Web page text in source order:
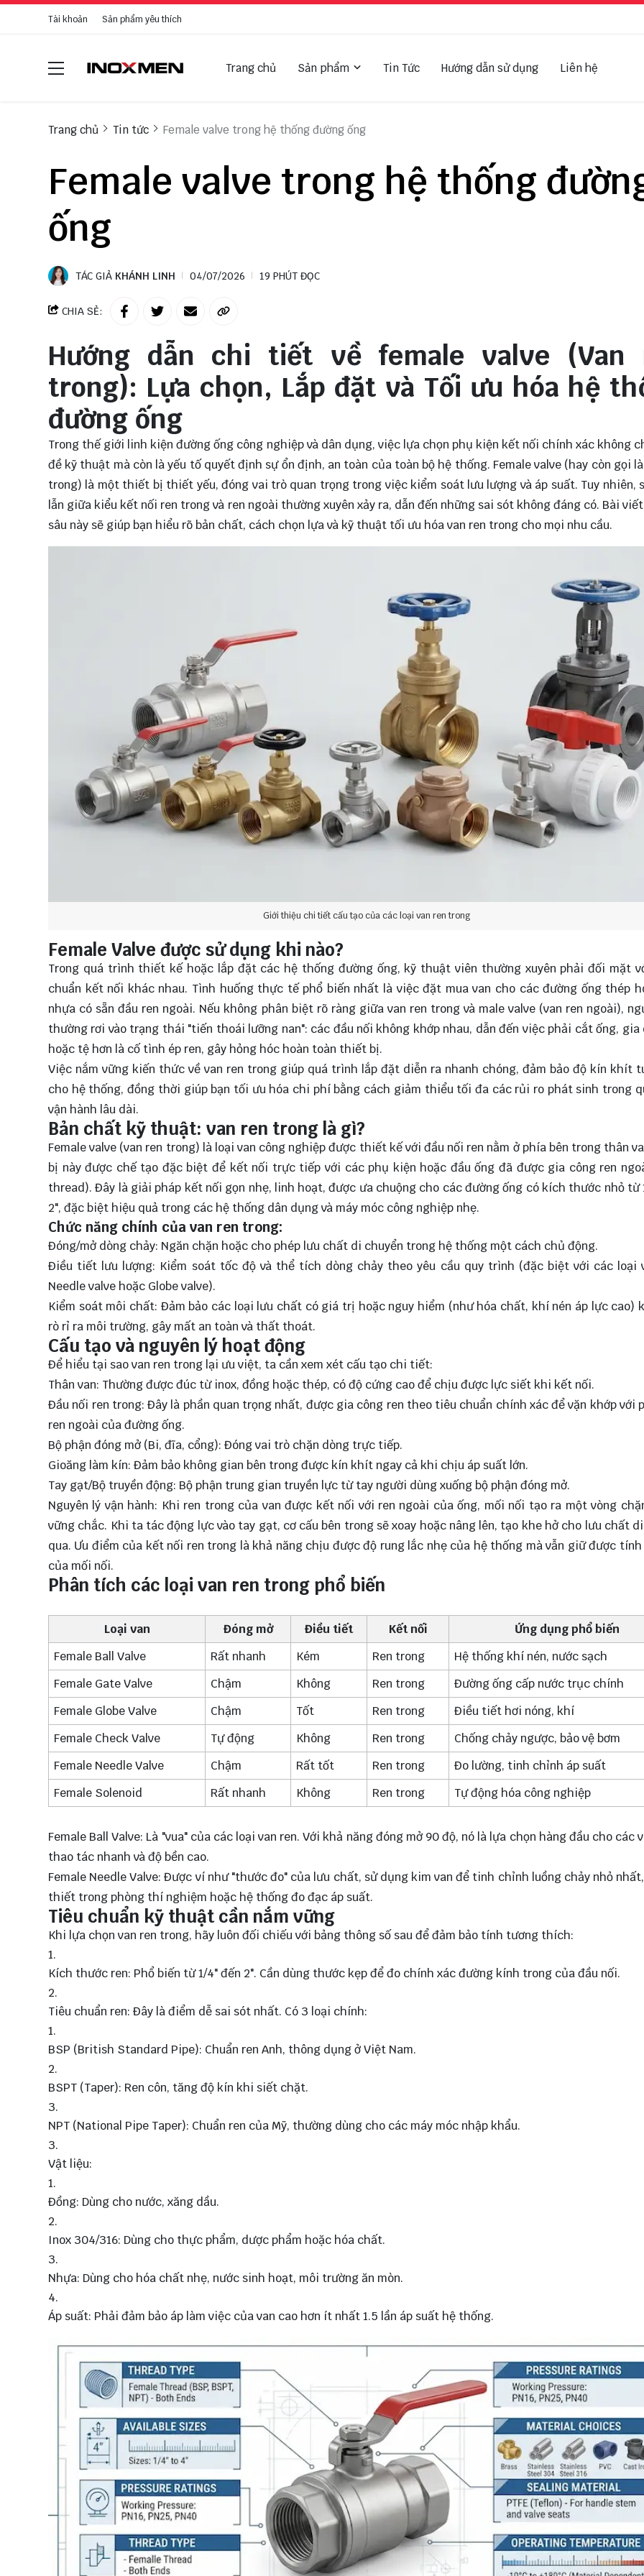
Tài khoản Sản phẩm yêu thích
Trang chủ Sản phẩm Tin Tức Hướng dẫn sử dụng Liên hệ
Trang chủ Tin tức Female valve trong hệ thống đường ống
Female valve trong hệ thống
ống
TÁC GIẢ KHÁNH LINH 04/07/2026 19 PHÚT ĐỌC
CHIA SẺ:
Hướng dẫn chi tiết về female valve (Van
trong): Lựa chọn, Lắp đặt và Tối ưu hóa hệ
đường ống
Trong thế giới linh kiện đường ống công nghiệp và dân dụng, việc lựa chọn phụ kiện kết nối chính xác không
đề kỹ thuật mà còn là yếu tố quyết định sự ổn định, an toàn của toàn bộ hệ thống. Female valve (hay còn gọi
trong) là một thiết bị thiết yếu, đóng vai trò quan trọng trong việc kiểm soát lưu lượng và áp suất. Tuy nhiên,
lẫn giữa kiểu kết nối ren trong và ren ngoài thường xuyên xảy ra, dẫn đến những sai sót không đáng có. Bài
sâu này sẽ giúp bạn hiểu rõ bản chất, cách chọn lựa và kỹ thuật tối ưu hóa van ren trong cho mọi nhu cầu.
Giới thiệu chi tiết cấu tạo của các loại van ren trong
Female Valve được sử dụng khi nào?
Trong quá trình thiết kế hoặc lắp đặt các hệ thống đường ống, kỹ thuật viên thường xuyên phải đối mặt
chuẩn kết nối khác nhau. Tình huống thực tế phổ biến nhất là việc đặt mua van cho các đường ống thép
nhựa có sẵn đầu ren ngoài. Nếu không phân biệt rõ ràng giữa van ren trong và male valve (van ren ngoài),
thường rơi vào trạng thái "tiến thoái lưỡng nan": các đầu nối không khớp nhau, dẫn đến việc phải cắt ống, gia
hoặc tệ hơn là cố tình ép ren, gây hỏng hóc hoàn toàn thiết bị.
Việc nắm vững kiến thức về van ren trong giúp quá trình lắp đặt diễn ra nhanh chóng, đảm bảo độ kín khít
cho hệ thống, đồng thời giúp bạn tối ưu hóa chi phí bằng cách giảm thiểu tối đa các rủi ro phát sinh trong
vận hành lâu dài.
Bản chất kỹ thuật: van ren trong là gì?
Female valve (van ren trong) là loại van công nghiệp được thiết kế với đầu nối ren nằm ở phía bên trong thân
bị này được chế tạo đặc biệt để kết nối trực tiếp với các phụ kiện hoặc đầu ống đã được gia công ren
thread). Đây là giải pháp kết nối gọn nhẹ, linh hoạt, được ưa chuộng cho các đường ống có kích thước nhỏ từ
2", đặc biệt hiệu quả trong các hệ thống dân dụng và máy móc công nghiệp nhẹ.
Chức năng chính của van ren trong:
Đóng/mở dòng chảy: Ngăn chặn hoặc cho phép lưu chất di chuyển trong hệ thống một cách chủ động.
Điều tiết lưu lượng: Kiểm soát tốc độ và thể tích dòng chảy theo yêu cầu quy trình (đặc biệt với các loại
Needle valve hoặc Globe valve).
Kiểm soát môi chất: Đảm bảo các loại lưu chất có giá trị hoặc nguy hiểm (như hóa chất, khí nén áp lực cao)
rò rỉ ra môi trường, gây mất an toàn và thất thoát.
Cấu tạo và nguyên lý hoạt động
Để hiểu tại sao van ren trong lại ưu việt, ta cần xem xét cấu tạo chi tiết:
Thân van: Thường được đúc từ inox, đồng hoặc thép, có độ cứng cao để chịu được lực siết khi kết nối.
Đầu nối ren trong: Đây là phần quan trọng nhất, được gia công ren theo tiêu chuẩn chính xác để vặn khớp với
ren ngoài của đường ống.
Bộ phận đóng mở (Bi, đĩa, cổng): Đóng vai trò chặn dòng trực tiếp.
Gioăng làm kín: Đảm bảo không gian bên trong được kín khít ngay cả khi chịu áp suất lớn.
Tay gạt/Bộ truyền động: Bộ phận trung gian truyền lực từ tay người dùng xuống bộ phận đóng mở.
Nguyên lý vận hành: Khi ren trong của van được kết nối với ren ngoài của ống, mối nối tạo ra một vòng
vững chắc. Khi ta tác động lực vào tay gạt, cơ cấu bên trong sẽ xoay hoặc nâng lên, tạo khe hở cho lưu chất
qua. Ưu điểm của kết nối ren trong là khả năng chịu được độ rung lắc nhẹ của hệ thống mà vẫn giữ được
của mối nối.
Phân tích các loại van ren trong phổ biến
Loại van Đóng mở Điều tiết Kết nối
Ứng dụng phổ biến
Female Ball Valve
Rất nhanh Kém Ren trong
Hệ thống khí nén, nước sạch
Female Gate Valve
Chậm Không Ren trong
Đường ống cấp nước trục chính
Female Globe Valve
Chậm Tốt Ren trong
Điều tiết hơi nóng, khí
Female Check Valve
Tự động Không Ren trong
Chống chảy ngược, bảo vệ bơm
Female Needle Valve
Chậm Rất tốt Ren trong
Đo lường, tinh chỉnh áp suất
Female Solenoid
Rất nhanh Không Ren trong Tự động hóa công nghiệp
Female Ball Valve: Là "vua" của các loại van ren. Với khả năng đóng mở 90 độ, nó là lựa chọn hàng đầu cho các
thao tác nhanh và độ bền cao.
Female Needle Valve: Được ví như "thước đo" của lưu chất, sử dụng kim van để tinh chỉnh luồng chảy nhỏ
thiết trong phòng thí nghiệm hoặc hệ thống đo đạc áp suất.
Tiêu chuẩn kỹ thuật cần nắm vững
Khi lựa chọn van ren trong, hãy luôn đối chiếu với bảng thông số sau để đảm bảo tính tương thích:
Kích thước ren: Phổ biến từ 1/4" đến 2". Cần dùng thước kẹp để đo chính xác đường kính trong của đầu nối.
Tiêu chuẩn ren: Đây là điểm dễ sai sót nhất. Có 3 loại chính:
BSP (British Standard Pipe): Chuẩn ren Anh, thông dụng ở Việt Nam.
BSPT (Taper): Ren côn, tăng độ kín khi siết chặt.
NPT (National Pipe Taper): Chuẩn ren của Mỹ, thường dùng cho các máy móc nhập khẩu.
Vật liệu:
Đồng: Dùng cho nước, xăng dầu.
Inox 304/316: Dùng cho thực phẩm, dược phẩm hoặc hóa chất.
Nhựa: Dùng cho hóa chất nhẹ, nước sinh hoạt, môi trường ăn mòn.
Áp suất: Phải đảm bảo áp làm việc của van cao hơn ít nhất 1.5 lần áp suất hệ thống.